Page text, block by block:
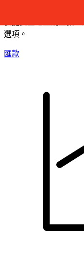
選項。
匯款